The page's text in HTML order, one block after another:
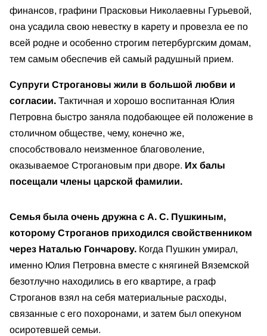
финансов, графини Прасковьи Николаевны Гурьевой,
она усадила свою невестку в карету и провезла ее по
всей родне и особенно строгим петербургским домам,
тем самым обеспечив ей самый радушный прием.
Супруги Строгановы жили в большой любви и
согласии. Тактичная и хорошо воспитанная Юлия
Петровна быстро заняла подобающее ей положение в
столичном обществе, чему, конечно же,
способствовало неизменное благоволение,
оказываемое Строгановым при дворе. Их балы
посещали члены царской фамилии.
Семья была очень дружна с А. С. Пушкиным,
которому Строганов приходился свойственником
через Наталью Гончарову. Когда Пушкин умирал,
именно Юлия Петровна вместе с княгиней Вяземской
безотлучно находились в его квартире, а граф
Строганов взял на себя материальные расходы,
связанные с его похоронами, и затем был опекуном
осиротевшей семьи.